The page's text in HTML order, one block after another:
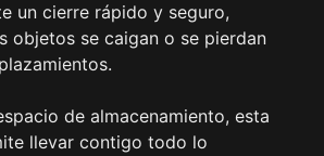
un cierre rápido y seguro,
objetos se caigan o se pierdan
de almacenamiento, esta
llevar contigo todo lo